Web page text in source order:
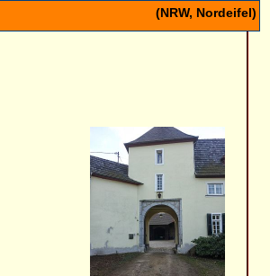
(NRW, Nordeifel)